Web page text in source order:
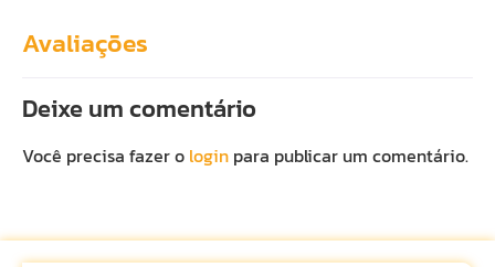
Avaliações
Deixe um comentário
Você precisa fazer o login para publicar um comentário.